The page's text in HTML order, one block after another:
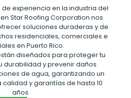
experiencia en la industria del
Star Roofing Corporation nos
soluciones duraderas y de
residenciales, comerciales e
en Puerto Rico.
diseñados para proteger tu
durabilidad y prevenir daños
de agua, garantizando un
y garantías de hasta 10
años.